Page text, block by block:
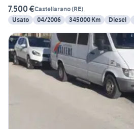
7.500 €Castellarano(RE)
Usato
04/2006 345000 Km Diesel